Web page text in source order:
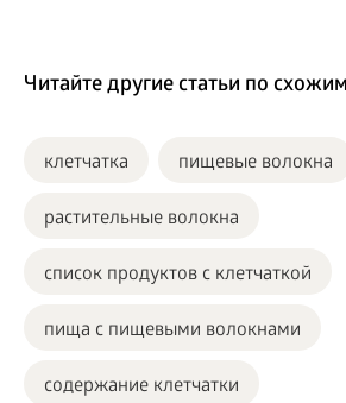
Читайте другие статьи по
клетчатка пищевые волокна
растительные волокна
список продуктов с клетчаткой
пища с пищевыми волокнами
содержание клетчатки